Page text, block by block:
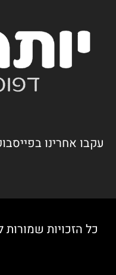
עקבו אחרינו
כל הזכויות שמורות